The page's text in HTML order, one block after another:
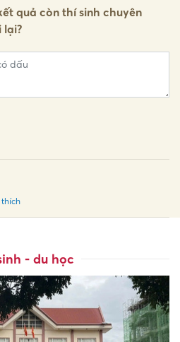
quả còn thí sinh chuyên
lại?
- du học